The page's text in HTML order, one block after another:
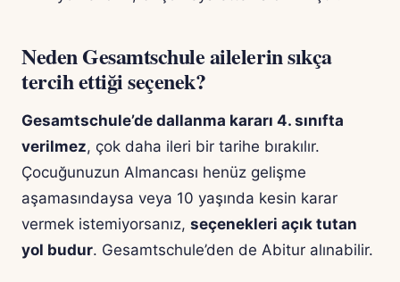
Neden Gesamtschule ailelerin sıkça
tercih ettiği seçenek?
Gesamtschule’de dallanma kararı 4. sınıfta
verilmez, çok daha ileri bir tarihe bırakılır.
Çocuğunuzun Almancası henüz gelişme
aşamasındaysa veya 10 yaşında kesin karar
vermek istemiyorsanız, seçenekleri açık tutan
yol budur. Gesamtschule’den de Abitur alınabilir.